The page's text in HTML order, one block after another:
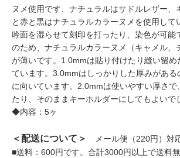
ヌメ使用です、ナチュラルはサドルレザー、
と赤と黒はナチュラルカラーヌメを使用して
吟面を湿らせて刻印を打ったり、染色が可能
のため、ナチュラルカラーヌメ（キャメル、
が薄いです。1.0mmは貼り付けたり縫い留め
ています。3.0mmはしっかりした厚みがある
に向いています。2.0mmは使いやすい厚さで
たり、そのままキーホルダーにしてもよいで
◆内容：5ヶ
＜配送について＞
メール便（220円）対
■送料：600円です。合計3000円以上で送料無